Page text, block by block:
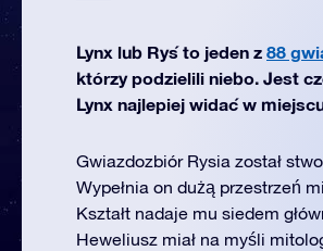
Lynx lub Ryś to jeden z 88
którzy podzielili niebo. Jest
Lynx najlepiej widać w
Gwiazdozbiór Rysia został
Wypełnia on dużą przestrzeń
Kształt nadaje mu siedem
Heweliusz miał na myśli